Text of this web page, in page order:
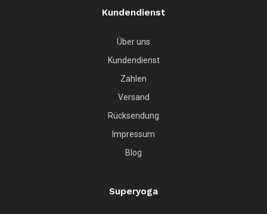
Kundendienst
Über uns
Kundendienst
Zahlen
Versand
Rücksendung
Impressum
Blog
Superyoga